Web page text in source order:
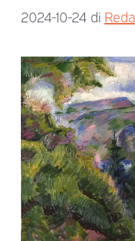
2024-10-24 di